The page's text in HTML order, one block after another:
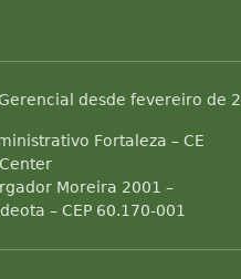
desde fevereiro de
Fortaleza – CE
Moreira 2001 –
– CEP 60.170-001